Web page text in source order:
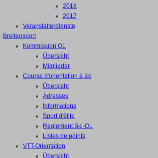
2018
2017
Veranstalterdienste
Breitensport
Kommission OL
Übersicht
Mitglieder
Course d'orientation à ski
Übersicht
Adresses
Informations
Sport d'élite
Reglement Ski-OL
Listes de points
VTT-Orientation
Übersicht